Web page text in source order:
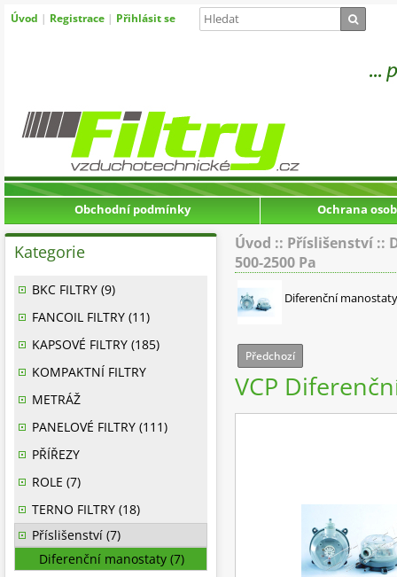
Úvod | Registrace | Přihlásit se
Obchodní podmínky Ochrana
Úvod :: Příslišenství ::
500-2500 Pa
Diferenční manostaty
Předchozí
VCP
Kategorie
BKC FILTRY (9)
FANCOIL FILTRY (11)
KAPSOVÉ FILTRY (185)
KOMPAKTNÍ FILTRY
METRÁŽ
PANELOVÉ FILTRY (111)
PŘÍŘEZY
ROLE (7)
TERNO FILTRY (18)
Příslišenství (7)
Diferenční manostaty (7)